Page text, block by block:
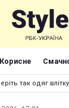
Корисне
так одяг